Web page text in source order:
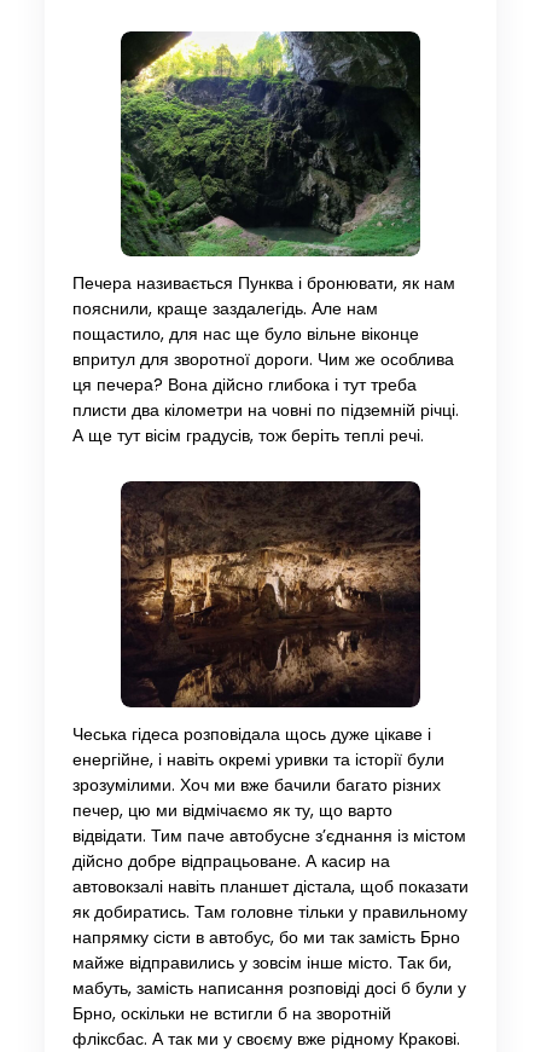
Печера називається Пунква і бронювати, як нам
пояснили, краще заздалегідь. Але нам
пощастило, для нас ще було вільне віконце
впритул для зворотної дороги. Чим же особлива
ця печера? Вона дійсно глибока і тут треба
плисти два кілометри на човні по підземній річці.
А ще тут вісім градусів, тож беріть теплі речі.
Чеська гідеса розповідала щось дуже цікаве і
енергійне, і навіть окремі уривки та історії були
зрозумілими. Хоч ми вже бачили багато різних
печер, цю ми відмічаємо як ту, що варто
відвідати. Тим паче автобусне з’єднання із містом
дійсно добре відпрацьоване. А касир на
автовокзалі навіть планшет дістала, щоб показати
як добиратись. Там головне тільки у правильному
напрямку сісти в автобус, бо ми так замість Брно
майже відправились у зовсім інше місто. Так би,
мабуть, замість написання розповіді досі б були у
Брно, оскільки не встигли б на зворотній
фліксбас. А так ми у своєму вже рідному Кракові.